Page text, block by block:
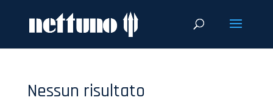
Nessun risultato